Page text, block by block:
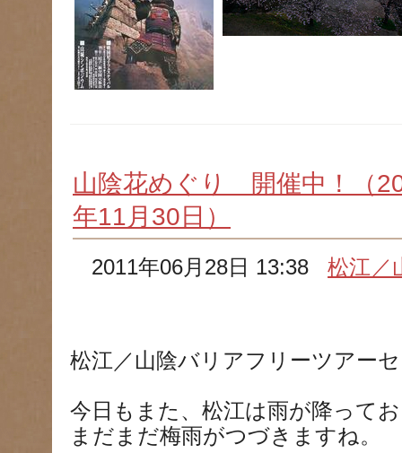
山陰花めぐり 開催中！（
年11月30日）
2011年06月28日 13:38松江／
松江／山陰バリアフリーツアー
今日もまた、松江は雨が降って
まだまだ梅雨がつづきますね。